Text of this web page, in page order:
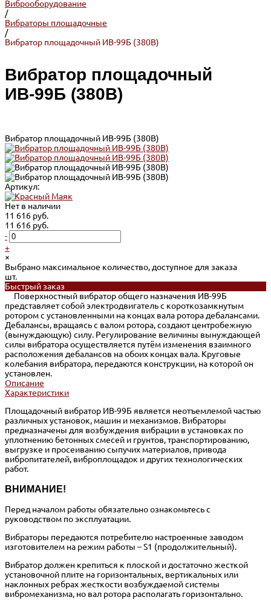
Виброоборудование
/
Вибраторы площадочные
/
Вибратор площадочный ИВ-99Б (380В)
Вибратор площадочный
ИВ-99Б (380В)
Вибратор площадочный ИВ-99Б (380В)
Артикул:
Нет в наличии
11 616 руб.
11 616 руб.
-
+
×
Выбрано максимальное количество, доступное для заказа
шт.
Быстрый заказ
Поверхностный вибратор общего назначения ИВ-99Б
представляет собой электродвигатель с короткозамкнутым
ротором с установленными на концах вала ротора дебалансами.
Дебалансы, вращаясь с валом ротора, создают центробежную
(вынуждающую) силу. Регулирование величины вынуждающей
силы вибратора осуществляется путём изменения взаимного
расположения дебалансов на обоих концах вала. Круговые
колебания вибратора, передаются конструкции, на которой он
установлен.
Описание
Характеристики
Площадочный вибратор ИВ-99Б является неотъемлемой частью
различных установок, машин и механизмов. Вибраторы
предназначены для возбуждения вибрации в установках по
уплотнению бетонных смесей и грунтов, транспортированию,
выгрузке и просеиванию сыпучих материалов, привода
вибропитателей, виброплощадок и других технологических
работ.
ВНИМАНИЕ!
Перед началом работы обязательно ознакомьтесь с
руководством по эксплуатации.
Вибраторы передаются потребителю настроенные заводом
изготовителем на режим работы – S1 (продолжительный).
Вибратор должен крепиться к плоской и достаточно жесткой
установочной плите на горизонтальных, вертикальных или
наклонных ребрах жесткости возбуждаемой системы
вибромеханизма, но вал ротора располагать горизонтально.